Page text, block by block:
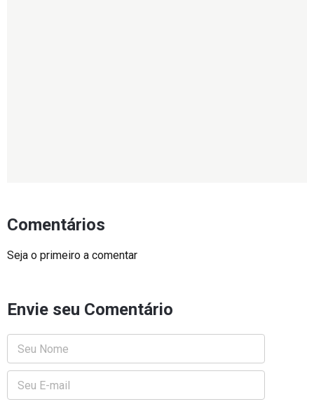
Comentários
Seja o primeiro a comentar
Envie seu Comentário